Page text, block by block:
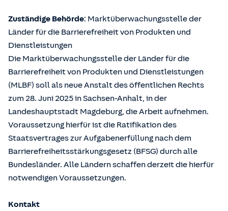
Zuständige Behörde: Marktüberwachungsstelle der
Länder für die Barrierefreiheit von Produkten und
Dienstleistungen
Die Marktüberwachungsstelle der Länder für die
Barrierefreiheit von Produkten und Dienstleistungen
(MLBF) soll als neue Anstalt des öffentlichen Rechts
zum 28. Juni 2025 in Sachsen-Anhalt, in der
Landeshauptstadt Magdeburg, die Arbeit aufnehmen.
Voraussetzung hierfür ist die Ratifikation des
Staatsvertrages zur Aufgabenerfüllung nach dem
Barrierefreiheitsstärkungsgesetz (BFSG) durch alle
Bundesländer. Alle Ländern schaffen derzeit die hierfür
notwendigen Voraussetzungen.
Kontakt